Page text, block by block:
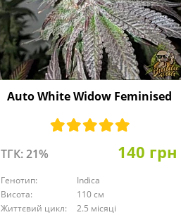
Auto White Widow Feminised
ТГК: 21% 140 грн
Генотип:
Indica
Висота:
110 см
Життєвий цикл:
2.5 місяці